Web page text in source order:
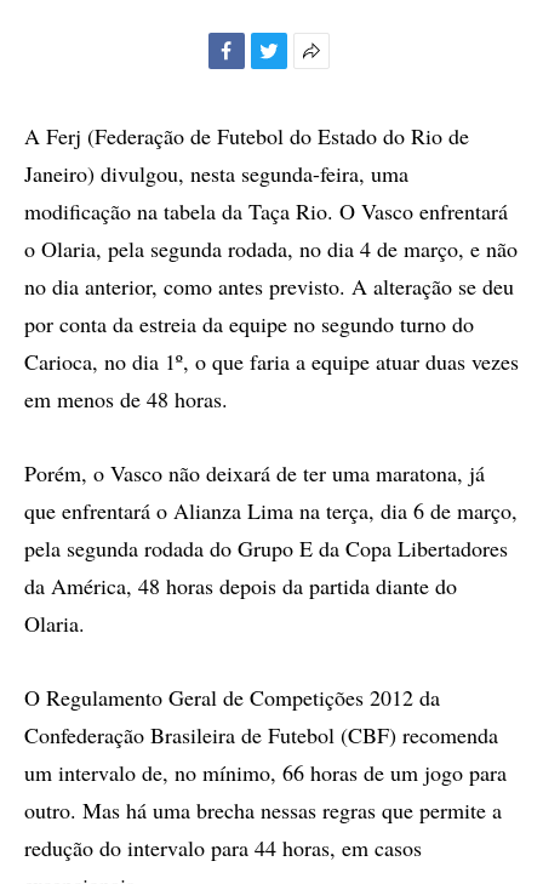
compartilhamento
A Ferj (Federação de Futebol do Estado do Rio de
Janeiro) divulgou, nesta segunda-feira, uma
modificação na tabela da Taça Rio. O Vasco enfrentará
o Olaria, pela segunda rodada, no dia 4 de março, e não
no dia anterior, como antes previsto. A alteração se deu
por conta da estreia da equipe no segundo turno do
Carioca, no dia 1º, o que faria a equipe atuar duas vezes
em menos de 48 horas.
Porém, o Vasco não deixará de ter uma maratona, já
que enfrentará o Alianza Lima na terça, dia 6 de março,
pela segunda rodada do Grupo E da Copa Libertadores
da América, 48 horas depois da partida diante do
Olaria.
O Regulamento Geral de Competições 2012 da
Confederação Brasileira de Futebol (CBF) recomenda
um intervalo de, no mínimo, 66 horas de um jogo para
outro. Mas há uma brecha nessas regras que permite a
redução do intervalo para 44 horas, em casos